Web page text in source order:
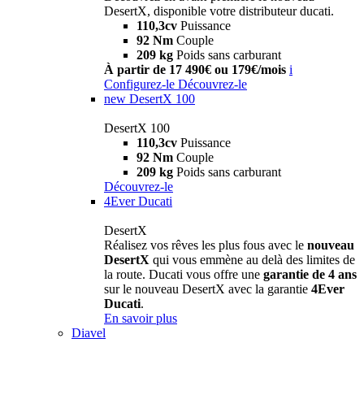
DesertX, disponible votre distributeur ducati.
110,3cv Puissance
92 Nm Couple
209 kg Poids sans carburant
À partir de 17 490€ ou 179€/mois i
Configurez-le Découvrez-le
new DesertX 100
DesertX 100
110,3cv Puissance
92 Nm Couple
209 kg Poids sans carburant
Découvrez-le
4Ever Ducati
DesertX
Réalisez vos rêves les plus fous avec le nouveau
DesertX qui vous emmène au delà des limites de
la route. Ducati vous offre une garantie de 4 ans
sur le nouveau DesertX avec la garantie 4Ever
Ducati.
En savoir plus
Diavel